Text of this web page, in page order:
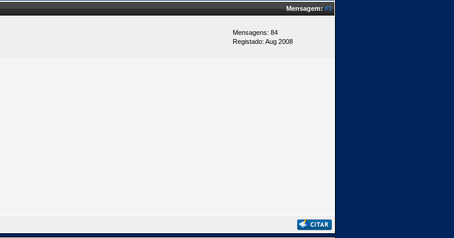
Mensagem:#1
Mensagens: 84
Registado: Aug 2008